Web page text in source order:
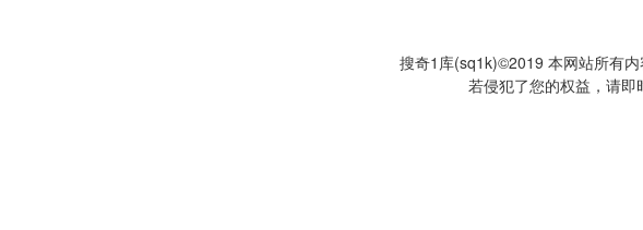
搜奇1库(sq1k)©2019 本网站所有内
若侵犯了您的权益，请即